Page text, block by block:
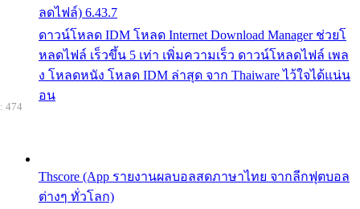
ลดไฟล์) 6.43.7
ดาวน์โหลด IDM โหลด Internet Download Manager ช่วยโ
หลดไฟล์ เร็วขึ้น 5 เท่า เพิ่มความเร็ว ดาวน์โหลดไฟล์ เพล
ง โหลดหนัง โหลด IDM ล่าสุด จาก Thaiware ไว้ใจได้แน่น
อน
Thscore (App รายงานผลบอลสดภาษาไทย จากลีกฟุตบอล
ต่างๆ ทั่วโลก)
474